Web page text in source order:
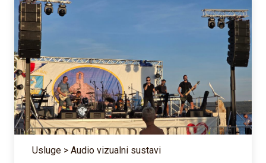
Usluge > Audio vizualni sustavi